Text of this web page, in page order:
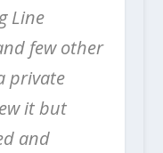
Line
few other
private
it but
and